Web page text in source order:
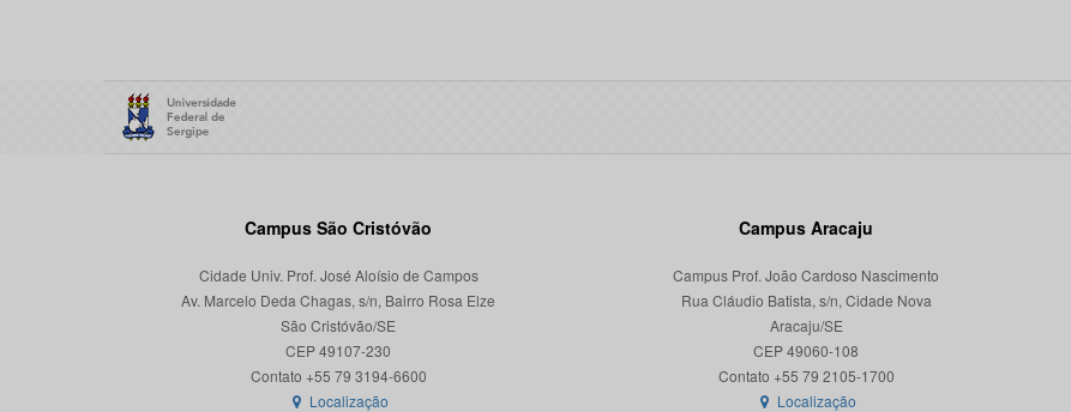
Campus São Cristóvão
Cidade Univ. Prof. José Aloísio de Campos
Av. Marcelo Deda Chagas, s/n, Bairro Rosa Elze
São Cristóvão/SE
CEP 49107-230
Localização
Campus Aracaju
Campus Prof. João Cardoso Nascimento
Rua Cláudio Batista, s/n, Cidade Nova
Aracaju/SE
CEP 49060-108
Localização